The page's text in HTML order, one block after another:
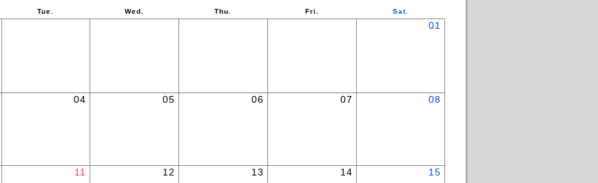
Tue. Wed. Thu. Fri. Sat.
01
04 05 06 07 08
11 12 13 14 15